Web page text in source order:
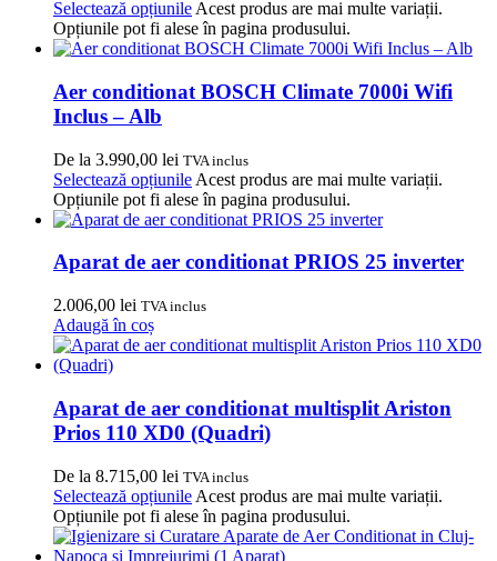
Selectează opțiunile Acest produs are mai multe variații.
Opțiunile pot fi alese în pagina produsului.
Aer conditionat BOSCH Climate 7000i Wifi
Inclus – Alb
De la 3.990,00 lei TVA inclus
Selectează opțiunile Acest produs are mai multe variații.
Opțiunile pot fi alese în pagina produsului.
Aparat de aer conditionat PRIOS 25 inverter
2.006,00 lei TVA inclus
Adaugă în coș
Aparat de aer conditionat multisplit Ariston
Prios 110 XD0 (Quadri)
De la 8.715,00 lei TVA inclus
Selectează opțiunile Acest produs are mai multe variații.
Opțiunile pot fi alese în pagina produsului.